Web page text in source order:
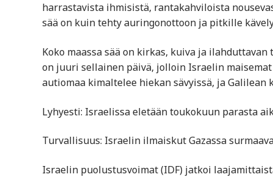
harrastavista ihmisistä, rantakahviloista
sää on kuin tehty auringonottoon ja pitkille
Koko maassa sää on kirkas, kuiva ja
on juuri sellainen päivä, jolloin Israelin
autiomaa kimaltelee hiekan sävyissä, ja
Lyhyesti: Israelissa eletään toukokuun parasta
Turvallisuus: Israelin ilmaiskut Gazassa
Israelin puolustusvoimat (IDF) jatkoi